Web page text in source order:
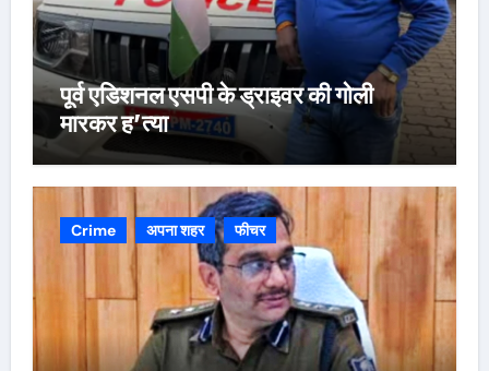
पूर्व एडिशनल एसपी के ड्राइवर की गोली
मारकर ह’त्या
Crime अपना शहर फीचर